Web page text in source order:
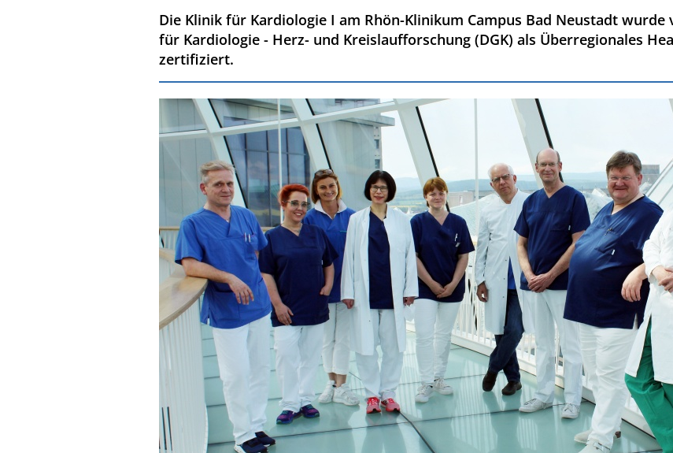
Die Klinik für Kardiologie I am Rhön-Klinikum Campus Bad Neustadt wurde
für Kardiologie - Herz- und Kreislaufforschung (DGK) als Überregionales
zertifiziert.